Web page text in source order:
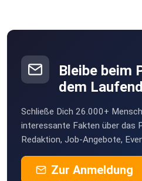
Bleibe beim
dem
Schließe Dich 26.000+
interessante Fakten über das
Redaktion, Job-Angebote,
Zur Anmeldung